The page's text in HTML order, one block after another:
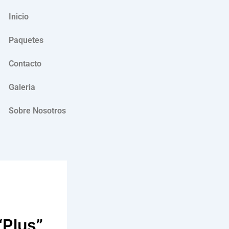
Inicio
Paquetes
Contacto
Galeria
Sobre Nosotros